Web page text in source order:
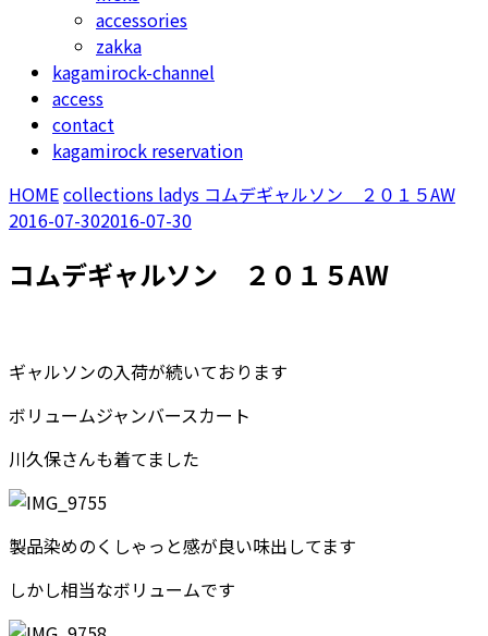
accessories
zakka
kagamirock-channel
access
contact
kagamirock reservation
HOMEcollections ladys コムデギャルソン ２０１５AW
2016-07-302016-07-30
コムデギャルソン ２０１５AW
ギャルソンの入荷が続いております
ボリュームジャンバースカート
川久保さんも着てました
製品染めのくしゃっと感が良い味出してます
しかし相当なボリュームです